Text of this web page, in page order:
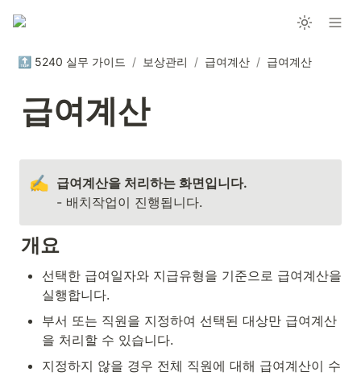
🔝 5240 실무 가이드 / 보상관리 / 급여계산 / 급여계산
급여계산
✍️
- 배치작업이 진행됩니다.
개요
선택한 급여일자와 지급유형을 기준으로 급여계산을
실행합니다.
부서 또는 직원을 지정하여 선택된 대상만 급여계산
을 처리할 수 있습니다.
지정하지 않을 경우 전체 직원에 대해 급여계산이 수